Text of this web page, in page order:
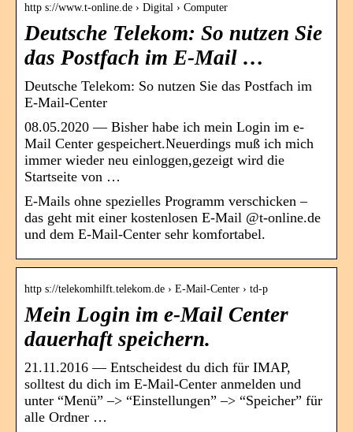
http s://www.t-online.de › Digital › Computer
Deutsche Telekom: So nutzen Sie
das Postfach im E-Mail …
Deutsche Telekom: So nutzen Sie das Postfach im
E-Mail-Center
08.05.2020 — Bisher habe ich mein Login im e-
Mail Center gespeichert.Neuerdings muß ich mich
immer wieder neu einloggen,gezeigt wird die
Startseite von …
E-Mails ohne spezielles Programm verschicken –
das geht mit einer kostenlosen E-Mail @t-online.de
und dem E-Mail-Center sehr komfortabel.
http s://telekomhilft.telekom.de › E-Mail-Center › td-p
Mein Login im e-Mail Center
dauerhaft speichern.
21.11.2016 — Entscheidest du dich für IMAP,
solltest du dich im E-Mail-Center anmelden und
unter “Menü” –> “Einstellungen” –> “Speicher” für
alle Ordner …